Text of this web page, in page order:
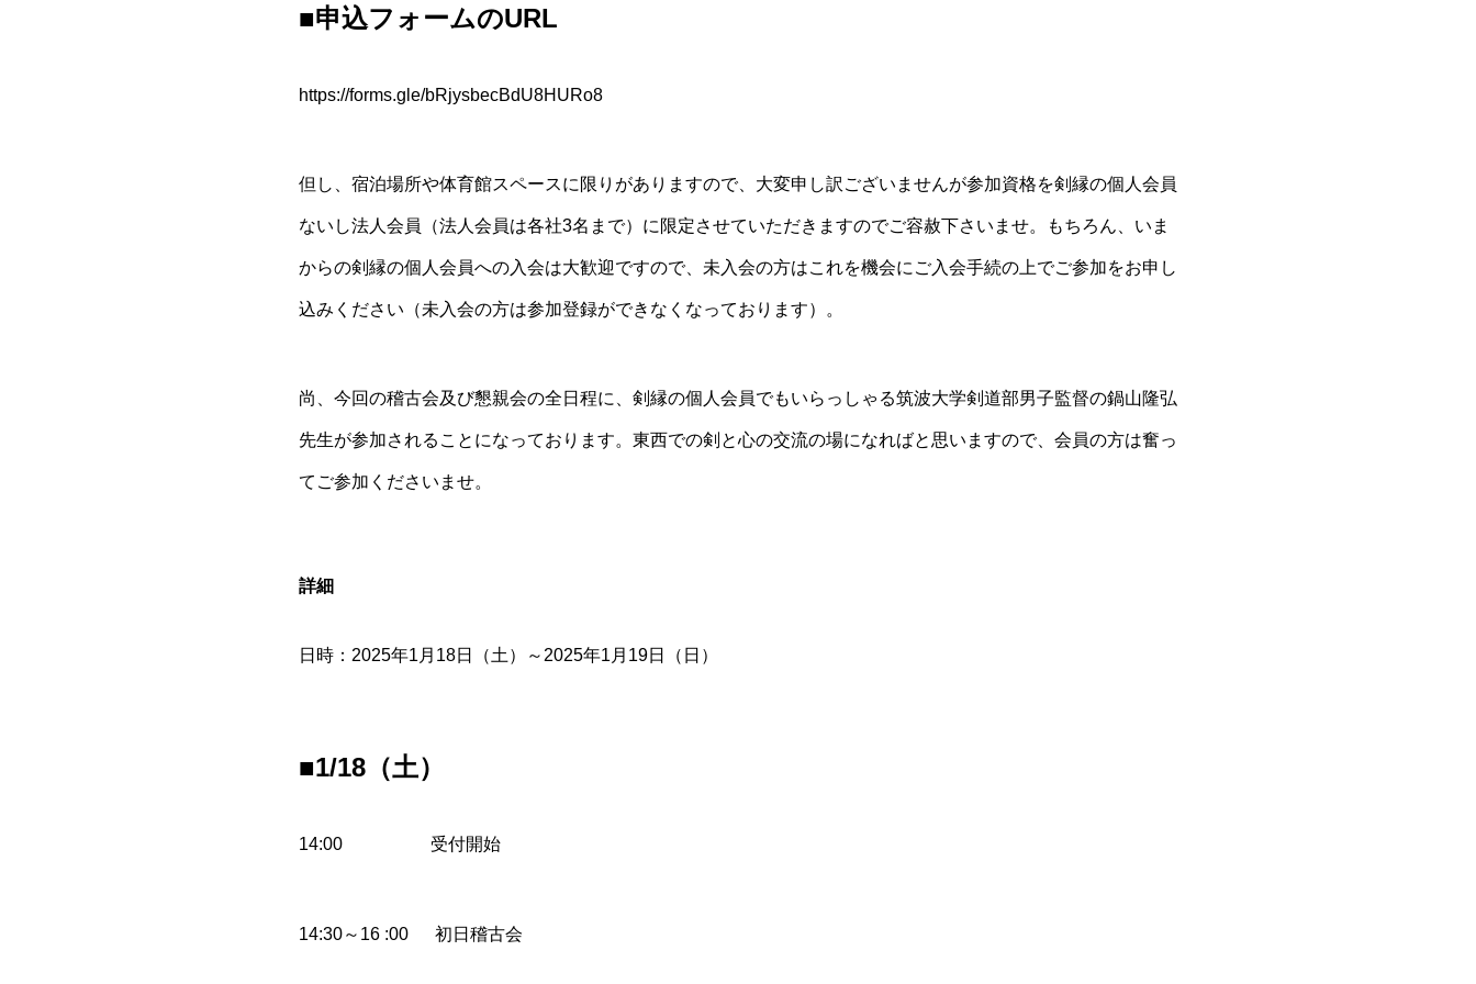
■申込フォームのURL
https://forms.gle/bRjysbecBdU8HURo8
但し、宿泊場所や体育館スペースに限りがありますので、大変申し訳ございませんが参加資格を剣縁の個人会員
ないし法人会員（法人会員は各社3名まで）に限定させていただきますのでご容赦下さいませ。もちろん、いま
からの剣縁の個人会員への入会は大歓迎ですので、未入会の方はこれを機会にご入会手続の上でご参加をお申し
込みください（未入会の方は参加登録ができなくなっております）。
尚、今回の稽古会及び懇親会の全日程に、剣縁の個人会員でもいらっしゃる筑波大学剣道部男子監督の鍋山隆弘
先生が参加されることになっております。東西での剣と心の交流の場になればと思いますので、会員の方は奮っ
てご参加くださいませ。
詳細
日時：2025年1月18日（土）～2025年1月19日（日）
■1/18（土）
14:00 受付開始
14:30～16 :00 初日稽古会